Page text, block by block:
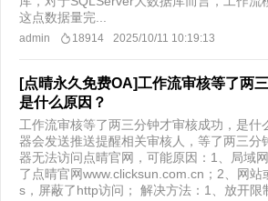
这点数据量完...
admin 18914 2025/10/11 10:19:13
[点晴永久免费OA]工作流审核等了两
是什么原因？
工作流审核等了两三分钟才审核成功，是什
器会发送推送提醒相关审核人，等了两三分
器无法访问点晴官网，可能原因：1、局域
了点晴官网www.clicksun.com.cn；2、网站
s，屏蔽了http访问； 解决方法：1、放开限